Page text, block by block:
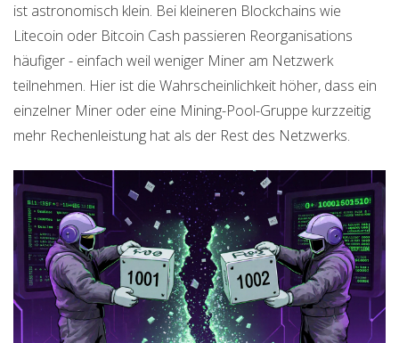
ist astronomisch klein. Bei kleineren Blockchains wie
Litecoin oder Bitcoin Cash passieren Reorganisations
häufiger - einfach weil weniger Miner am Netzwerk
teilnehmen. Hier ist die Wahrscheinlichkeit höher, dass ein
einzelner Miner oder eine Mining-Pool-Gruppe kurzzeitig
mehr Rechenleistung hat als der Rest des Netzwerks.